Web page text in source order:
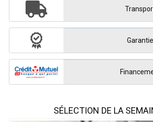
Garantie
SÉLECTION DE LA